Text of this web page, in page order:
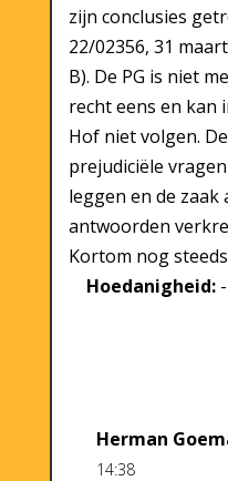
zijn conclusies
22/02356, 31
B). De PG is niet
recht eens en kan
Hof niet volgen.
prejudiciële
leggen en de
antwoorden
Kortom nog
Hoedanigheid:-
Herman
14:38